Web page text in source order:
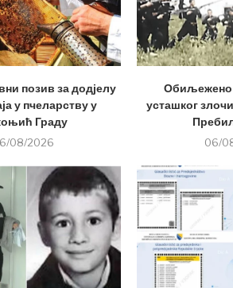
позив за додјелу
у пчеларству у
Граду
08/2026
Обиљежено
усташког
06/